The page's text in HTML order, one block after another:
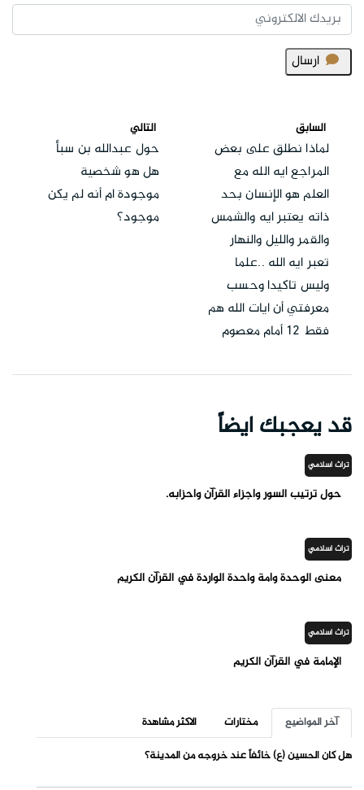
ارسال
السابق
لماذا نطلق على بعض
المراجع ايه الله مع
العلم هو الإنسان بحد
ذاته يعتبر ايه والشمس
والقمر والليل والنهار
تعبر ايه الله ..علما
وليس تاكيدا وحسب
معرفتي أن ايات الله هم
فقط 12 أمام معصوم
التالي
حول عبدالله بن سبأ
هل هو شخصية
موجودة ام أنه لم يكن
موجود؟
قد يعجبك ايضاً
تراث اسلامي
حول ترتيب السور وأجزاء القرآن وأحزابه.
تراث اسلامي
معنى الوحدة وأمة واحدة الواردة في القرآن الكريم
تراث اسلامي
الإمامة في القرآن الكريم
آخر المواضيع مختارات
الاكثر مشاهدة
هل كان الحسين (ع) خائفاً عند خروجه من المدينة؟